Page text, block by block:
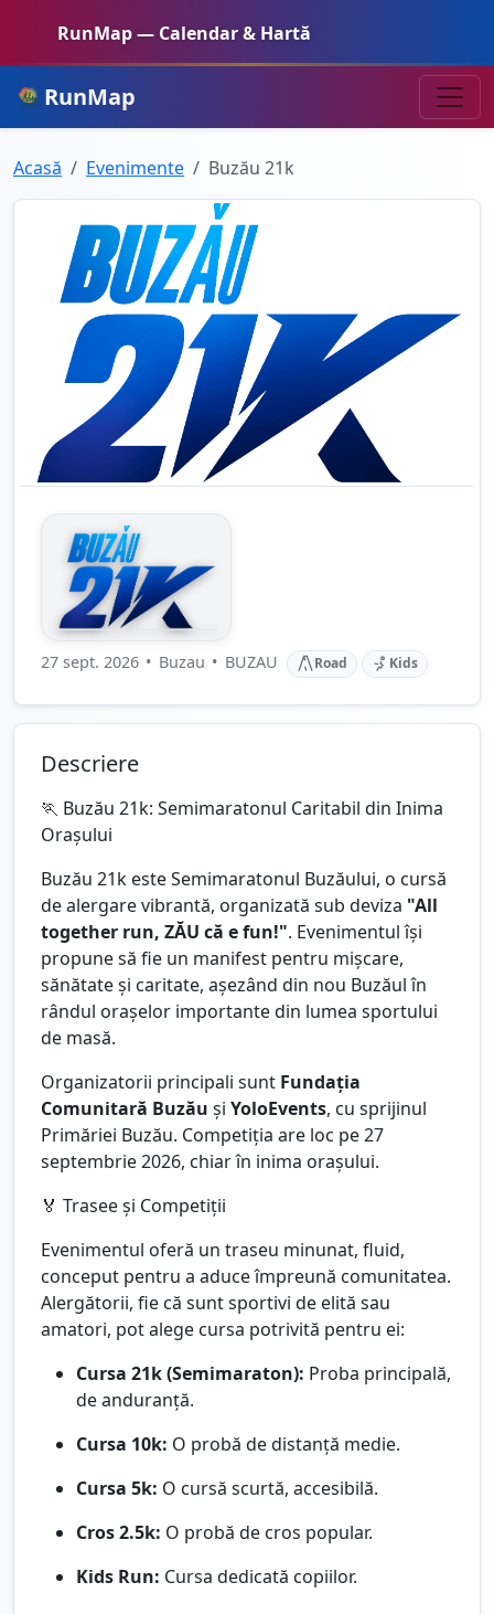
RunMap — Calendar & Hartă
RunMap
Acasă Evenimente Buzău 21k
27 sept. 2026 • Buzau • BUZAU Road Kids
Descriere
🏃 Buzău 21k: Semimaratonul Caritabil din Inima
Orașului
Buzău 21k este Semimaratonul Buzăului, o cursă
de alergare vibrantă, organizată sub deviza "All
together run, ZĂU că e fun!". Evenimentul își
propune să fie un manifest pentru mișcare,
sănătate și caritate, așezând din nou Buzăul în
rândul orașelor importante din lumea sportului
de masă.
Organizatorii principali sunt Fundația
Comunitară Buzău și YoloEvents, cu sprijinul
Primăriei Buzău. Competiția are loc pe 27
septembrie 2026, chiar în inima orașului.
🏅 Trasee și Competiții
Evenimentul oferă un traseu minunat, fluid,
conceput pentru a aduce împreună comunitatea.
Alergătorii, fie că sunt sportivi de elită sau
amatori, pot alege cursa potrivită pentru ei:
Cursa 21k (Semimaraton): Proba principală,
de anduranță.
Cursa 10k: O probă de distanță medie.
Cursa 5k: O cursă scurtă, accesibilă.
Cros 2.5k: O probă de cros popular.
Kids Run: Cursa dedicată copiilor.